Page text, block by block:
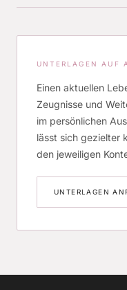
UNTERLAGEN AUF
Einen aktuellen
Zeugnisse und
im persönlichen
lässt sich gezielter
den jeweiligen
UNTERLAGEN